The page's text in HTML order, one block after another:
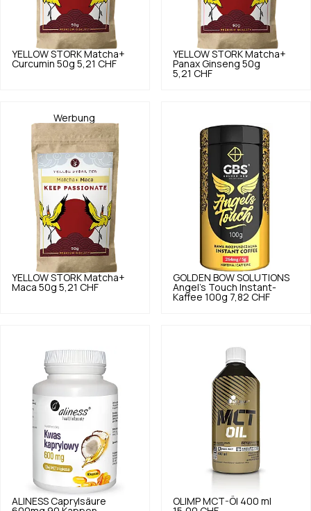
YELLOW STORK Matcha+
Curcumin 50g 5,21 CHF
YELLOW STORK Matcha+
Panax Ginseng 50g
5,21 CHF
Werbung
YELLOW STORK Matcha+
Maca 50g 5,21 CHF
GOLDEN BOW SOLUTIONS
Angel's Touch Instant-
Kaffee 100g 7,82 CHF
ALINESS Caprylsäure
OLIMP MCT-Öl 400 ml